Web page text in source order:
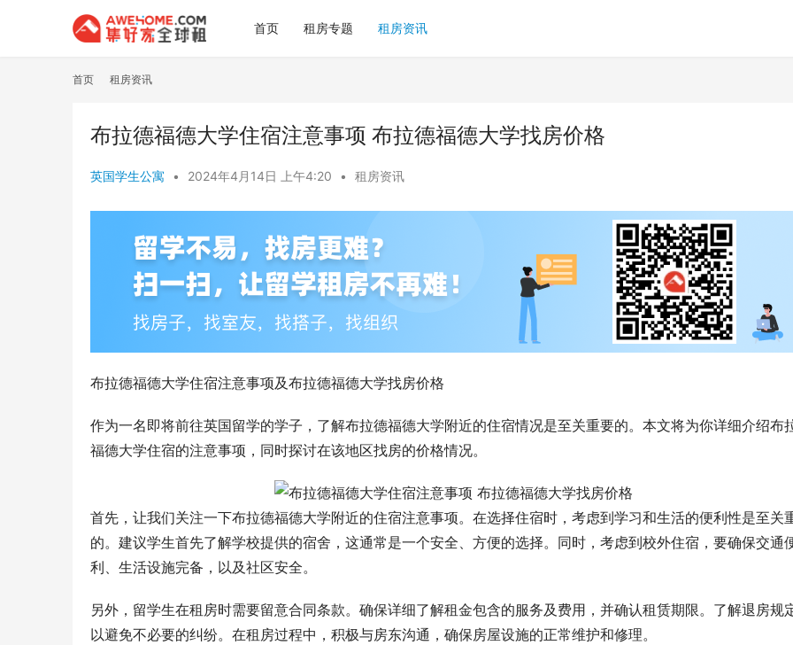
首页 租房专题 租房资讯
首页 租房资讯
布拉德福德大学住宿注意事项 布拉德福德大学找房价格
英国学生公寓 • 2024年4月14日 上午4:20 • 租房资讯
布拉德福德大学住宿注意事项及布拉德福德大学找房价格
作为一名即将前往英国留学的学子，了解布拉德福德大学附近的住宿情况是至关重要的。本文将为你详细介绍布
福德大学住宿的注意事项，同时探讨在该地区找房的价格情况。
首先，让我们关注一下布拉德福德大学附近的住宿注意事项。在选择住宿时，考虑到学习和生活的便利性是至关
的。建议学生首先了解学校提供的宿舍，这通常是一个安全、方便的选择。同时，考虑到校外住宿，要确保交通
利、生活设施完备，以及社区安全。
另外，留学生在租房时需要留意合同条款。确保详细了解租金包含的服务及费用，并确认租赁期限。了解退房规
以避免不必要的纠纷。在租房过程中，积极与房东沟通，确保房屋设施的正常维护和修理。